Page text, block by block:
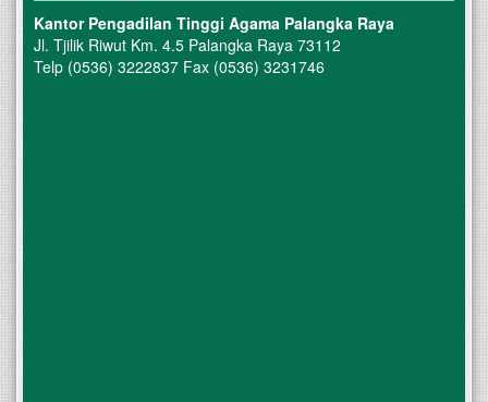
Kantor Pengadilan Tinggi Agama Palangka Raya
Jl. Tjilik Riwut Km. 4.5 Palangka Raya 73112
Telp (0536) 3222837 Fax (0536) 3231746